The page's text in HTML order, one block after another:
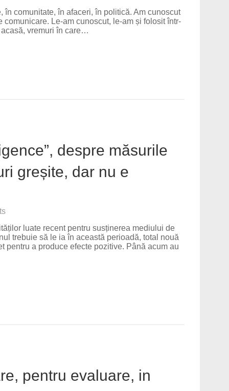
în comunitate, în afaceri, în politică. Am cunoscut
Le-am cunoscut, le-am și folosit într-
vremuri în care…
despre măsurile
greșite, dar nu e
luate recent pentru susținerea mediului de
trebuie să le ia în această perioadă, total nouă
pentru a produce efecte pozitive. Până acum au
pentru evaluare, in